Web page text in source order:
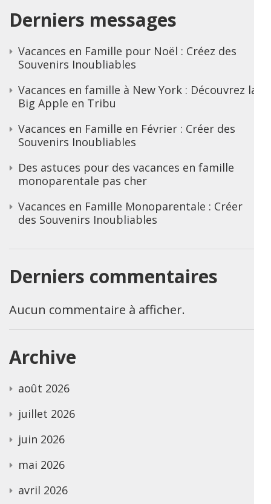
Derniers messages
Vacances en Famille pour Noël : Créez des
Souvenirs Inoubliables
Vacances en famille à New York : Découvrez la
Big Apple en Tribu
Vacances en Famille en Février : Créer des
Souvenirs Inoubliables
Des astuces pour des vacances en famille
monoparentale pas cher
Vacances en Famille Monoparentale : Créer
des Souvenirs Inoubliables
Derniers commentaires
Aucun commentaire à afficher.
Archive
août 2026
juillet 2026
juin 2026
mai 2026
avril 2026